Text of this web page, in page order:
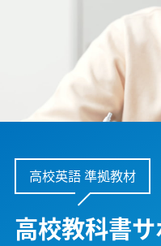
高校英語 準拠教材
高校教科書